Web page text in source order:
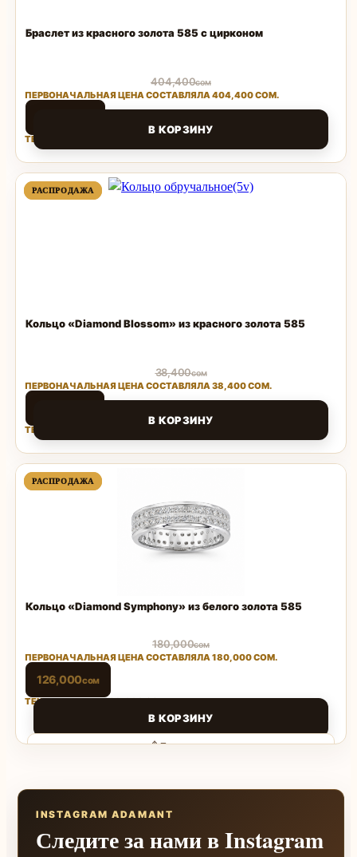
Браслет из красного золота 585 с цирконом
404,400сом
ПЕРВОНАЧАЛЬНАЯ ЦЕНА СОСТАВЛЯЛА 404,400 СОМ.
ТЕКУЩАЯ ЦЕНА: 80,880 СОМ.
В КОРЗИНУ
Поделиться
РАСПРОДАЖА ПРОДАВАЕМЫЙ
ТОВАР
РАСПРОДАЖА ПРОДАВАЕМЫЙ
ТОВАР
Кольцо «Diamond Blossom» из красного золота 585
38,400сом
ПЕРВОНАЧАЛЬНАЯ ЦЕНА СОСТАВЛЯЛА 38,400 СОМ.
ТЕКУЩАЯ ЦЕНА: 26,880 СОМ.
В КОРЗИНУ
Поделиться
РАСПРОДАЖА ПРОДАВАЕМЫЙ
ТОВАР
РАСПРОДАЖА ПРОДАВАЕМЫЙ
ТОВАР
Кольцо «Diamond Symphony» из белого золота 585
180,000сом
ПЕРВОНАЧАЛЬНАЯ ЦЕНА СОСТАВЛЯЛА 180,000 СОМ.
126,000сом
ТЕКУЩАЯ ЦЕНА: 126,000 СОМ.
В КОРЗИНУ
Поделиться
INSTAGRAM ADAMANT
Следите за нами в Instagram